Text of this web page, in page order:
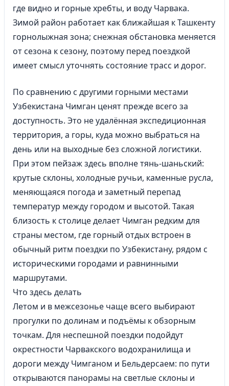
где видно и горные хребты, и воду Чарвака.
Зимой район работает как ближайшая к Ташкенту
горнолыжная зона; снежная обстановка меняется
от сезона к сезону, поэтому перед поездкой
имеет смысл уточнять состояние трасс и дорог.
По сравнению с другими горными местами
Узбекистана Чимган ценят прежде всего за
доступность. Это не удалённая экспедиционная
территория, а горы, куда можно выбраться на
день или на выходные без сложной логистики.
При этом пейзаж здесь вполне тянь-шаньский:
крутые склоны, холодные ручьи, каменные русла,
меняющаяся погода и заметный перепад
температур между городом и высотой. Такая
близость к столице делает Чимган редким для
страны местом, где горный отдых встроен в
обычный ритм поездки по Узбекистану, рядом с
историческими городами и равнинными
маршрутами.
Что здесь делать
Летом и в межсезонье чаще всего выбирают
прогулки по долинам и подъёмы к обзорным
точкам. Для неспешной поездки подойдут
окрестности Чарвакского водохранилища и
дороги между Чимганом и Бельдерсаем: по пути
открываются панорамы на светлые склоны и